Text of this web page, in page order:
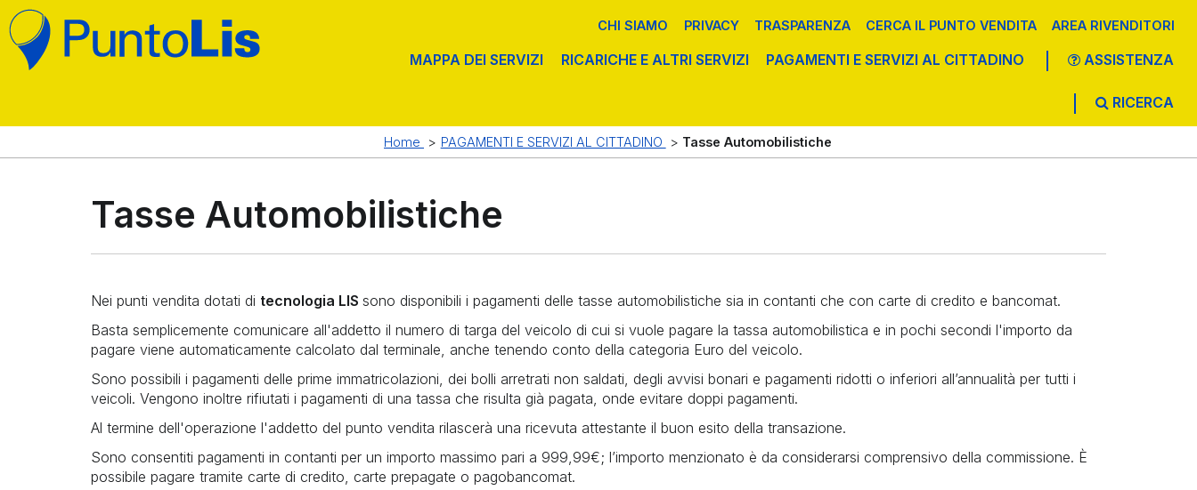
CHI SIAMO PRIVACY TRASPARENZA CERCA IL PUNTO VENDITA AREA RIVENDITORI
MAPPA DEI SERVIZI RICARICHE E ALTRI SERVIZI
CODICI ACQUISTO TELEFONIA E TV DIGITALE SERVIZI POSTALI E TRASPORTO
PRENOTAZIONE TICKET UFFICIO POSTALE
(PT)
VALORI BOLLATI
UNIPOLMOVE TRASPARENZA E PRIVACY
PAGAMENTI E SERVIZI AL CITTADINO
RICARICA CARTE PREPAGATE BOLLETTINI BONIFICI TASSE AUTOMOBILISTICHE PAGOPA PRELIEVI ALTRI PAGAMENTI
ASSISTENZA
RICERCA
Home > PAGAMENTI E SERVIZI AL CITTADINO > Tasse Automobilistiche
Tasse Automobilistiche
Nei punti vendita dotati di tecnologia LIS sono disponibili i pagamenti delle tasse automobilistiche sia in contanti che con carte di credito e bancomat.
Basta semplicemente comunicare all'addetto il numero di targa del veicolo di cui si vuole pagare la tassa automobilistica e in pochi secondi l'importo da
pagare viene automaticamente calcolato dal terminale, anche tenendo conto della categoria Euro del veicolo.
Sono possibili i pagamenti delle prime immatricolazioni, dei bolli arretrati non saldati, degli avvisi bonari e pagamenti ridotti o inferiori all’annualità per tutti i
veicoli. Vengono inoltre rifiutati i pagamenti di una tassa che risulta già pagata, onde evitare doppi pagamenti.
Al termine dell'operazione l'addetto del punto vendita rilascerà una ricevuta attestante il buon esito della transazione.
Sono consentiti pagamenti in contanti per un importo massimo pari a 999,99€; l’importo menzionato è da considerarsi comprensivo della commissione. È
possibile pagare tramite carte di credito, carte prepagate o pagobancomat.